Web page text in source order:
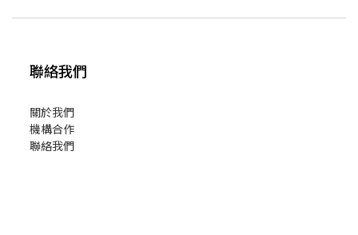
聯絡我們
關於我們
機構合作
聯絡我們